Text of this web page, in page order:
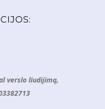
verslo liudijimą,